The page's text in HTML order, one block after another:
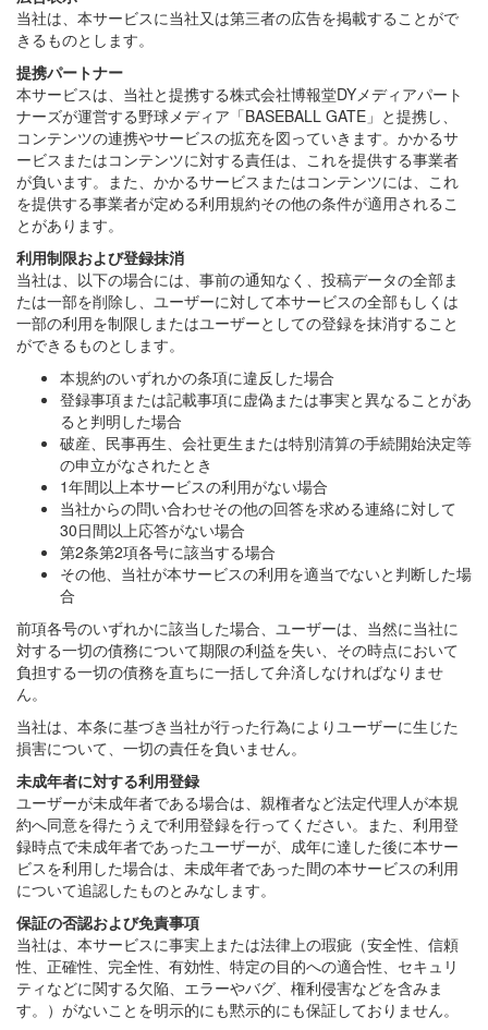
当社は、本サービスに当社又は第三者の広告を掲載することがで
きるものとします。
提携パートナー
本サービスは、当社と提携する株式会社博報堂DYメディアパート
ナーズが運営する野球メディア「BASEBALL GATE」と提携し、
コンテンツの連携やサービスの拡充を図っていきます。かかるサ
ービスまたはコンテンツに対する責任は、これを提供する事業者
が負います。また、かかるサービスまたはコンテンツには、これ
を提供する事業者が定める利用規約その他の条件が適用されるこ
とがあります。
利用制限および登録抹消
当社は、以下の場合には、事前の通知なく、投稿データの全部ま
たは一部を削除し、ユーザーに対して本サービスの全部もしくは
一部の利用を制限しまたはユーザーとしての登録を抹消すること
ができるものとします。
本規約のいずれかの条項に違反した場合
登録事項または記載事項に虚偽または事実と異なることがあ
ると判明した場合
破産、民事再生、会社更生または特別清算の手続開始決定等
の申立がなされたとき
1年間以上本サービスの利用がない場合
当社からの問い合わせその他の回答を求める連絡に対して
30日間以上応答がない場合
第2条第2項各号に該当する場合
その他、当社が本サービスの利用を適当でないと判断した場
合
前項各号のいずれかに該当した場合、ユーザーは、当然に当社に
対する一切の債務について期限の利益を失い、その時点において
負担する一切の債務を直ちに一括して弁済しなければなりませ
ん。
当社は、本条に基づき当社が行った行為によりユーザーに生じた
損害について、一切の責任を負いません。
未成年者に対する利用登録
ユーザーが未成年者である場合は、親権者など法定代理人が本規
約へ同意を得たうえで利用登録を行ってください。また、利用登
録時点で未成年者であったユーザーが、成年に達した後に本サー
ビスを利用した場合は、未成年者であった間の本サービスの利用
について追認したものとみなします。
保証の否認および免責事項
当社は、本サービスに事実上または法律上の瑕疵（安全性、信頼
性、正確性、完全性、有効性、特定の目的への適合性、セキュリ
ティなどに関する欠陥、エラーやバグ、権利侵害などを含みま
す。）がないことを明示的にも黙示的にも保証しておりません。